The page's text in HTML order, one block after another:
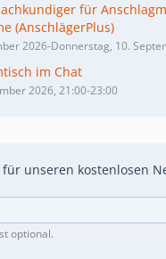
für
(AnschlägerPlus)
2026-Donnerstag, 10.
im Chat
2026, 21:00-23:00
unseren kostenlosen
optional.